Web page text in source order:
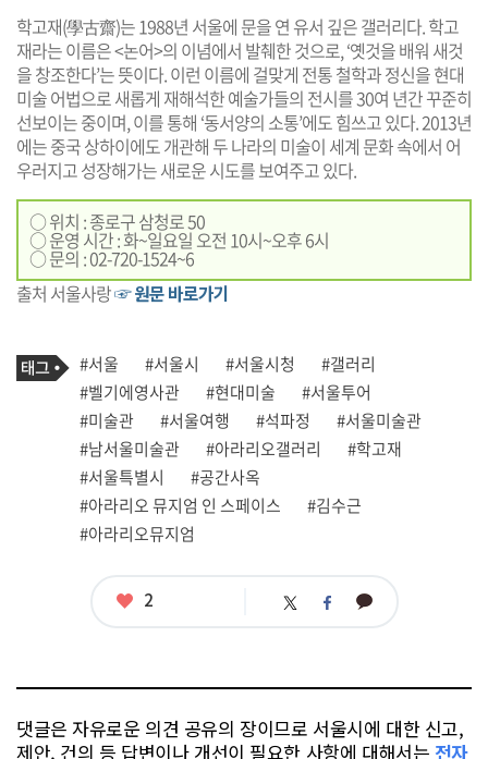
학고재(學古齋)는 1988년 서울에 문을 연 유서 깊은 갤러리다. 학고
재라는 이름은 <논어>의 이념에서 발췌한 것으로, ‘옛것을 배워 새것
을 창조한다’는 뜻이다. 이런 이름에 걸맞게 전통 철학과 정신을 현대
미술 어법으로 새롭게 재해석한 예술가들의 전시를 30여 년간 꾸준히
선보이는 중이며, 이를 통해 ‘동서양의 소통’에도 힘쓰고 있다. 2013년
에는 중국 상하이에도 개관해 두 나라의 미술이 세계 문화 속에서 어
우러지고 성장해가는 새로운 시도를 보여주고 있다.
○ 위치 : 종로구 삼청로 50
○ 운영 시간 : 화~일요일 오전 10시~오후 6시
○ 문의 : 02-720-1524~6
출처 서울사랑☞ 원문 바로가기
기
사
관
련
태
그
태
그
#서울 #서울시 #서울시청
#갤러리
#벨기에영사관
#현대미술
#서울투어
#미술관
#서울여행 #석파정
#서울미술관
#남서울미술관
#아라리오갤러리
#학고재
#서울특별시
#공간사옥
#아라리오 뮤지엄 인 스페이스
#김수근
#아라리오뮤지엄
좋
2 트 페 카
댓글은 자유로운 의견 공유의 장이므로 서울시에 대한 신고,
제안, 건의 등 답변이나 개선이 필요한 사항에 대해서는 전자